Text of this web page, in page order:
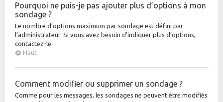
Pourquoi ne puis-je pas ajouter plus d’options à mon
sondage ?
Le nombre d’options maximum par sondage est défini par
l’administrateur. Si vous avez besoin d’indiquer plus d’options,
contactez-le.
Haut
Comment modifier ou supprimer un sondage ?
Comme pour les messages, les sondages ne peuvent être modifiés